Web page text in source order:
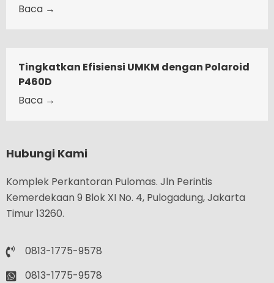
Baca →
Tingkatkan Efisiensi UMKM dengan Polaroid
P460D
Baca →
Hubungi Kami
Komplek Perkantoran Pulomas. Jln Perintis
Kemerdekaan 9 Blok XI No. 4, Pulogadung, Jakarta
Timur 13260.
0813-1775-9578
0813-1775-9578